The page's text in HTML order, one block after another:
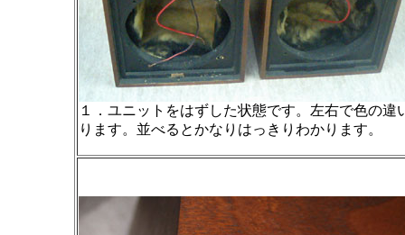
１．ユニットをはずした状態です。左右で色の違
ります。並べるとかなりはっきりわかります。